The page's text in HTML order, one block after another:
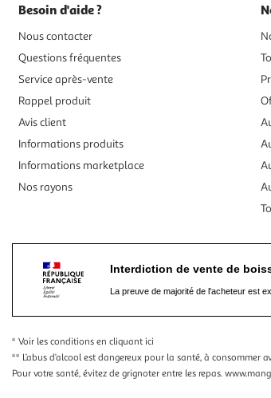
Besoin d'aide ?
Nous contacter
Questions fréquentes
Service après-vente
Rappel produit
Avis client
Informations produits
Informations marketplace
Nos rayons
Interdiction de vente de
La preuve de majorité de l'acheteur est
* Voir les conditions en cliquant ici
** L’abus d’alcool est dangereux pour la santé, à consommer
Pour votre santé, évitez de grignoter entre les repas.